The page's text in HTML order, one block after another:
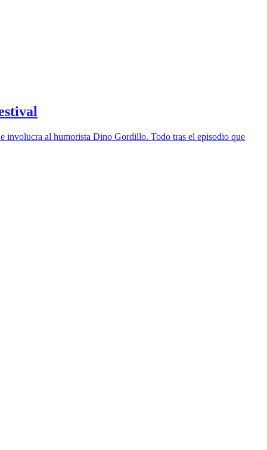
involucra al humorista Dino Gordillo. Todo tras el episodio que